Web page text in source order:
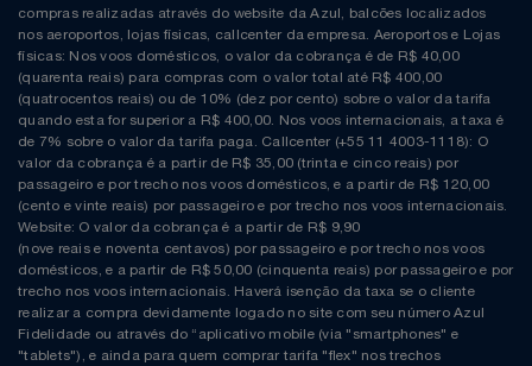
compras realizadas através do website da Azul, balcões localizados
nos aeroportos, lojas físicas, callcenter da empresa. Aeroportos e Lojas
físicas: Nos voos domésticos, o valor da cobrança é de R$ 40,00
(quarenta reais) para compras com o valor total até R$ 400,00
(quatrocentos reais) ou de 10% (dez por cento) sobre o valor da tarifa
quando esta for superior a R$ 400,00. Nos voos internacionais, a taxa é
de 7% sobre o valor da tarifa paga. Callcenter (+55 11 4003-1118): O
valor da cobrança é a partir de R$ 35,00 (trinta e cinco reais) por
passageiro e por trecho nos voos domésticos, e a partir de R$ 120,00
(cento e vinte reais) por passageiro e por trecho nos voos internacionais.
Website: O valor da cobrança é a partir de R$ 9,90
(nove reais e noventa centavos) por passageiro e por trecho nos voos
domésticos, e a partir de R$ 50,00 (cinquenta reais) por passageiro e por
trecho nos voos internacionais. Haverá isenção da taxa se o cliente
realizar a compra devidamente logado no site com seu número Azul
Fidelidade ou através do “aplicativo mobile (via "smartphones" e
"tablets"), e ainda para quem comprar tarifa "flex" nos trechos